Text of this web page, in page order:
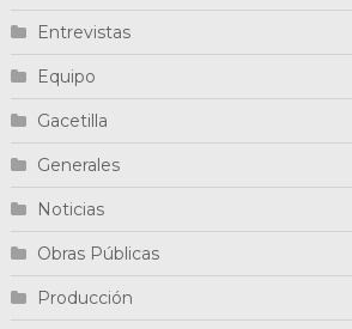
Entrevistas
Equipo
Gacetilla
Generales
Noticias
Obras Públicas
Producción